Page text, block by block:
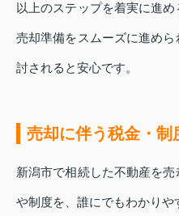
以上のステップを着実に進め
売却準備をスムーズに進め
討されると安心です。
売却に伴う税金・制
新潟市で相続した不動産を
や制度を、誰にでもわかりや